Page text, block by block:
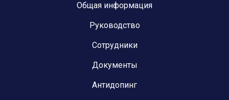
Общая информация
Руководство
Сотрудники
Документы
Антидопинг